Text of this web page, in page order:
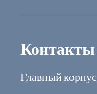
Контакты
Главный корпус